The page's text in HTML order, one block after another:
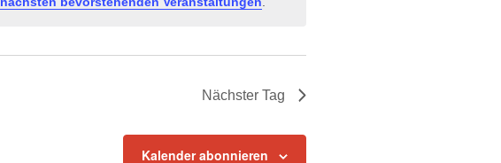
Nächster Tag
Kalender abonnieren